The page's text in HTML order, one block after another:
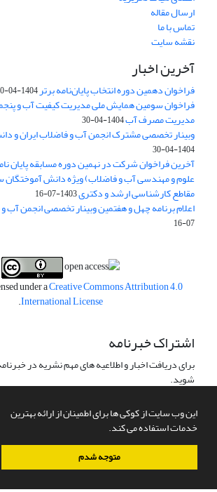
این وب سایت از کوکی ها برای اطمینان از ارائه بهترین
خدمات استفاده می کند.
متوجه شدم
ارسال مقاله
تماس با ما
نقشه سایت
آخرین اخبار
فراخوان دهمین دوره انتخاب پایان‌نامه برتر1404-04-30
فراخوان سومین همایش ملی مدیریت کیفیت آب و
مدیریت مصرف آب1404-04-30
وبینار تخصصی مشترک انجمن آب و فاضلاب ایران و
1404-04-30
آخرین فراخوان شرکت در نهمین دوره مسابقه پایان
مقاطع کارشناسی ارشد و دکتری1403-07-16
اعلام برنامه چهل و هفتمین وبینار تخصصی انجمن آب
07-16
under aCreative Commons Attribution 4.0
International License
.
اشتراک خبرنامه
برای دریافت اخبار و اطلاعیه های مهم نشریه در
شوید.
سامانه مدیریت نشریات علمی.طراحی و پیاده سازی از